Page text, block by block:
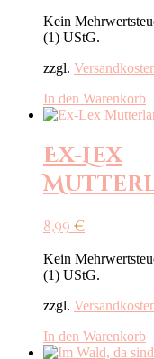
Kein
(1) UStG.
zzgl.
In den Warenkorb
Ex-Lex
8,99 €
Kein
(1) UStG.
zzgl.
In den Warenkorb